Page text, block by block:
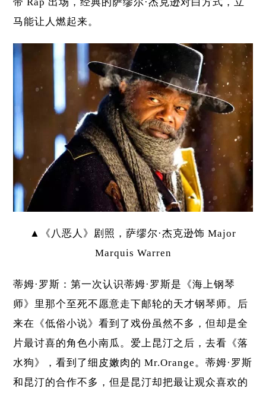
带 Rap 出场，经典的萨缪尔·杰克逊对白方式，立
马能让人燃起来。
▲《八恶人》剧照，萨缪尔·杰克逊饰 Major
Marquis Warren
蒂姆·罗斯：第一次认识蒂姆·罗斯是 《海上钢琴
师》 里那个至死不愿意走下邮轮的天才钢琴师。后
来在《低俗小说》看到了戏份虽然不多，但却是全
片最讨喜的角色小南瓜。爱上昆汀之后，去看《落
水狗》，看到了细皮嫩肉的 Mr.Orange。蒂姆·罗斯
和昆汀的合作不多，但是昆汀却把最让观众喜欢的